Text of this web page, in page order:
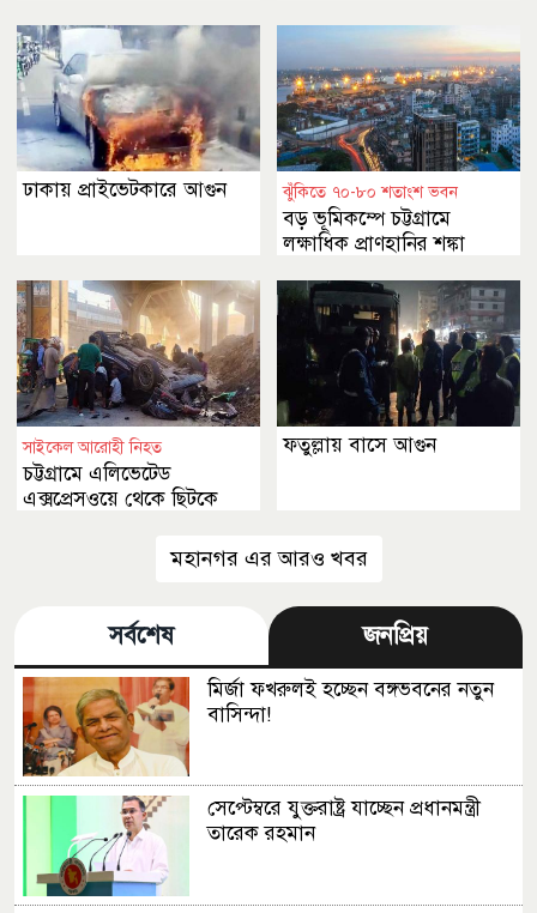
ঢাকায় প্রাইভেটকারে আগুন ঝুঁকিতে ৭০-৮০ শতাংশ ভবন
বড় ভূমিকম্পে চট্টগ্রামে
লক্ষাধিক প্রাণহানির শঙ্কা
সাইকেল আরোহী নিহত
চট্টগ্রামে এলিভেটেড
এক্সপ্রেসওয়ে থেকে ছিটকে
ফতুল্লায় বাসে আগুন
মহানগর এর আরও খবর
সর্বশেষ জনপ্রিয়
মির্জা ফখরুলই হচ্ছেন বঙ্গভবনের নতুন
বাসিন্দা!
সেপ্টেম্বরে যুক্তরাষ্ট্র যাচ্ছেন প্রধানমন্ত্রী
তারেক রহমান